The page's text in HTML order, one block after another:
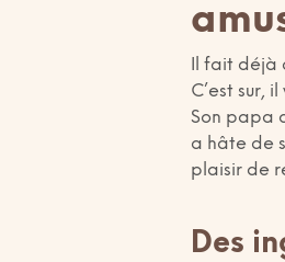
Il fait déjà
C’est sur,
Son papa
a hâte de
plaisir de
Des